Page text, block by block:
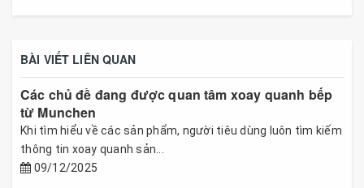
BÀI VIẾT LIÊN QUAN
Các chủ đề đang được quan tâm xoay quanh bếp
từ Munchen
Khi tìm hiểu về các sản phẩm, người tiêu dùng luôn tìm kiếm
thông tin xoay quanh sản...
09/12/2025